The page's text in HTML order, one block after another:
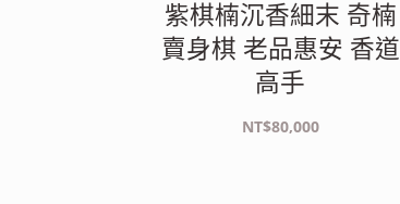
紫棋楠沉香細末 奇楠
賣身棋 老品惠安 香道
高手
NT$80,000